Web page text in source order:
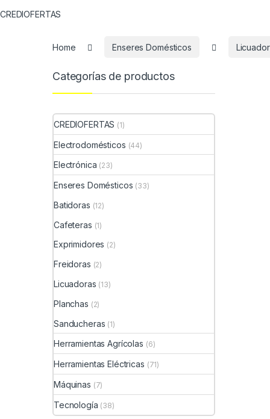
CREDIOFERTAS
Home Enseres Domésticos
Categorías de productos
CREDIOFERTAS (1)
Electrodomésticos (44)
Electrónica (23)
Enseres Domésticos (33)
Batidoras (12)
Cafeteras (1)
Exprimidores (2)
Freidoras (2)
Licuadoras (13)
Planchas (2)
Sanducheras (1)
Herramientas Agrícolas (6)
Herramientas Eléctricas (71)
Máquinas (7)
Tecnología (38)